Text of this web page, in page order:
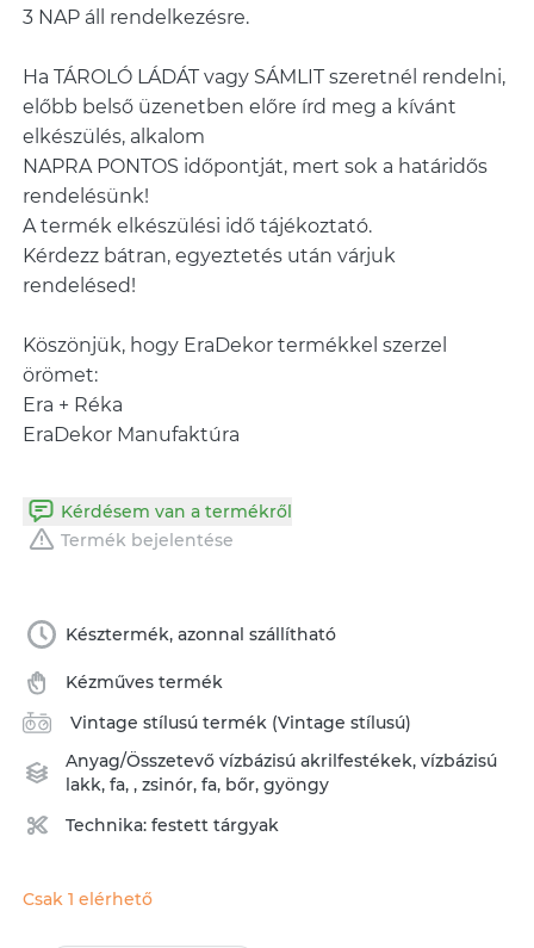
3 NAP áll rendelkezésre.
Ha TÁROLÓ LÁDÁT vagy SÁMLIT szeretnél rendelni,
előbb belső üzenetben előre írd meg a kívánt
elkészülés, alkalom
NAPRA PONTOS időpontját, mert sok a határidős
rendelésünk!
A termék elkészülési idő tájékoztató.
Kérdezz bátran, egyeztetés után várjuk
rendelésed!
Köszönjük, hogy EraDekor termékkel szerzel
örömet:
Era + Réka
EraDekor Manufaktúra
Kérdésem van a termékről
Termék bejelentése
Késztermék, azonnal szállítható
Kézműves termék
Vintage stílusú termék (Vintage stílusú)
Anyag/Összetevővízbázisú akrilfestékek,vízbázisú
lakk,fa,,zsinór,fa, bőr,gyöngy
Technika:festett tárgyak
Csak 1 elérhető